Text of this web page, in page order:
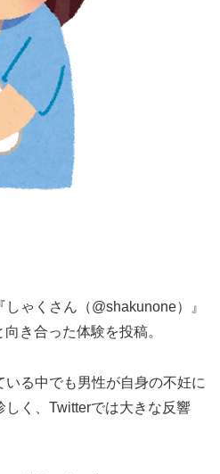
ゃくさん（@shakunone）』
き合った体験を投稿。
る中でも男性が自身の不妊に
く、Twitterでは大きな反響